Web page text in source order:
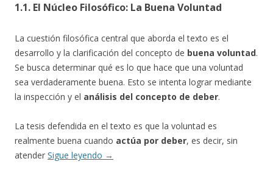
1.1. El Núcleo Filosófico: La Buena Voluntad
La cuestión filosófica central que aborda el texto es el
desarrollo y la clarificación del concepto de buena voluntad.
Se busca determinar qué es lo que hace que una voluntad
sea verdaderamente buena. Esto se intenta lograr mediante
la inspección y el análisis del concepto de deber.
La tesis defendida en el texto es que la voluntad es
realmente buena cuando actúa por deber, es decir, sin
atender Sigue leyendo →